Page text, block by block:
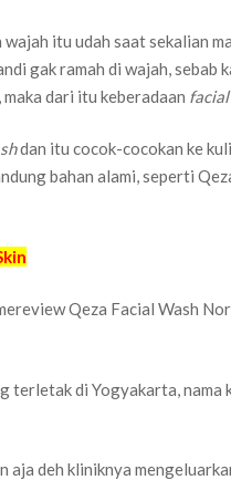
itu udah saat sekalian
gak ramah di wajah,
dari itu keberadaan
dan itu cocok-cocokan ke
bahan alami, seperti
Qeza Facial Wash
terletak di Yogyakarta,
aja deh kliniknya